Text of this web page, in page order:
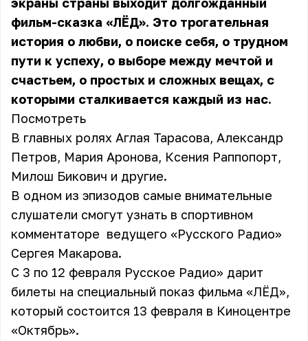
фильм-сказка «ЛЁД». Это трогательная
история о любви, о поиске себя, о трудном
пути к успеху, о выборе между мечтой и
счастьем, о простых и сложных вещах, с
которыми сталкивается каждый из нас.
Посмотреть
В главных ролях Аглая Тарасова, Александр
Петров, Мария Аронова, Ксения Раппопорт,
Милош Бикович и другие.
В одном из эпизодов самые внимательные
слушатели смогут узнать в спортивном
комментаторе ведущего «Русского Радио»
Сергея Макарова.
С 3 по 12 февраля Русское Радио» дарит
билеты на специальный показ фильма «ЛЁД»,
который состоится 13 февраля в Киноцентре
«Октябрь».